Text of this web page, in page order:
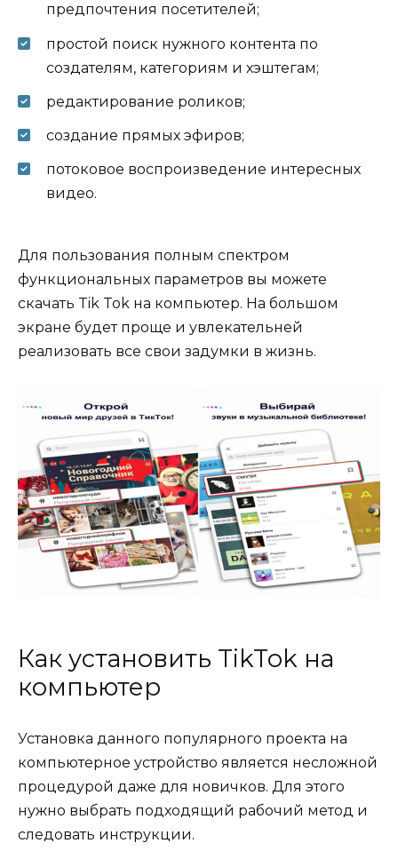
предпочтения посетителей;
простой поиск нужного контента по
создателям, категориям и хэштегам;
редактирование роликов;
создание прямых эфиров;
потоковое воспроизведение интересных
видео.
Для пользования полным спектром
функциональных параметров вы можете
скачать Tik Tok на компьютер. На большом
экране будет проще и увлекательней
реализовать все свои задумки в жизнь.
Как установить TikTok на
компьютер
Установка данного популярного проекта на
компьютерное устройство является несложной
процедурой даже для новичков. Для этого
нужно выбрать подходящий рабочий метод и
следовать инструкции.